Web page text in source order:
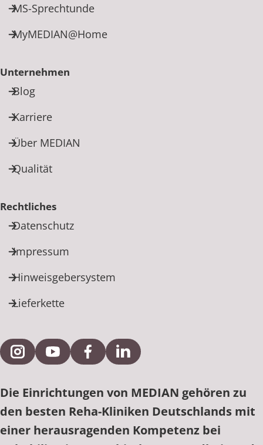
MS-Sprechtunde
MyMEDIAN@Home
Unternehmen
Blog
Karriere
Über MEDIAN
Qualität
Rechtliches
Datenschutz
Impressum
Hinweisgebersystem
Lieferkette
Externe Verlinkung zu Instagram
Externe Verlinkung zu YouTube
Externe Verlinkung zu Facebook
Externe Verlinkung zu
Die Einrichtungen von MEDIAN gehören zu
den besten Reha-Kliniken Deutschlands mit
einer herausragenden Kompetenz bei